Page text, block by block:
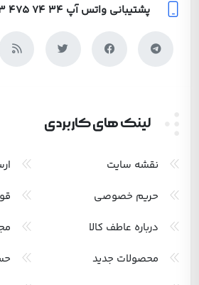
پشتیبانی واتس آپ 475 74 34
لینک های کاربردی
نقشه سایت
حریم خصوصی
درباره عاطف کالا
محصولات جدید